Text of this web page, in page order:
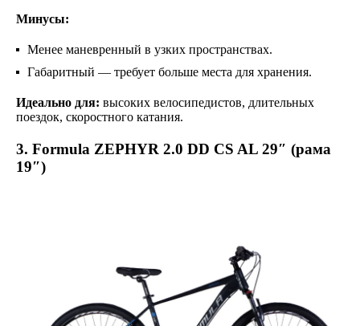
Минусы:
Менее маневренный в узких пространствах.
Габаритный — требует больше места для хранения.
Идеально для: высоких велосипедистов, длительных
поездок, скоростного катания.
3. Formula ZEPHYR 2.0 DD CS AL 29″ (рама
19″)